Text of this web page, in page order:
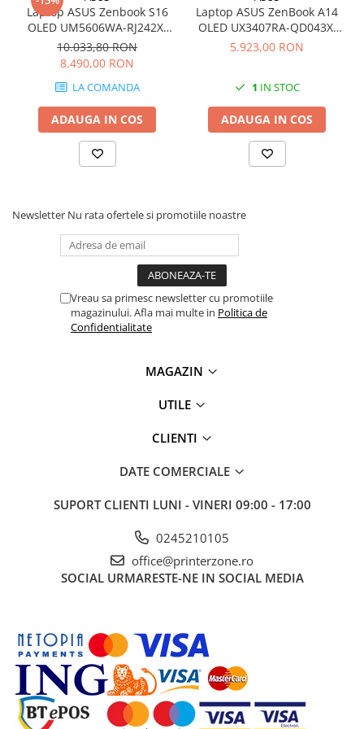
Solutii backup
Carcase HDD externe
Memorii USB
SD Card-uri
Tablete
Tablete inteligente
Accesorii tablete
Accesorii telefoane
Smart Home
Camere supraveghere smart
Prize inteligente
Hub-uri smart
Senzori (miscare, temperatura)
Espressoare Cafea Delonghi
Periute de dinti electrice
Laptop ASUS Zenbook S16
OLED UM5606WA-RJ242X,
AMD Ryzen AI 9 HX 370,
16inch Touch, RAM 32GB,
SSD 1TB, AMD Radeon
890M Graphics, Windows
11 Pro, Scandinavian White
10.033,80 RON
8.490,00 RON
LA COMANDA
ADAUGA IN COS
Laptop ASUS ZenBook A14
OLED UX3407RA-QD043X,
Snapdragon X Elite X1E-78-
Adreno, Windows 11 Pro,
Zabriskie Beige
5.923,00 RON
1 IN STOC
ADAUGA IN COS
Newsletter Nu rata ofertele si promotiile noastre
Vreau sa primesc newsletter cu promotiile
magazinului. Afla mai multe in Politica de
Confidentialitate
MAGAZIN
UTILE
CLIENTI
DATE COMERCIALE
SUPORT CLIENTI LUNI - VINERI 09:00 - 17:00
0245210105
office@printerzone.ro
SOCIAL URMARESTE-NE IN SOCIAL MEDIA